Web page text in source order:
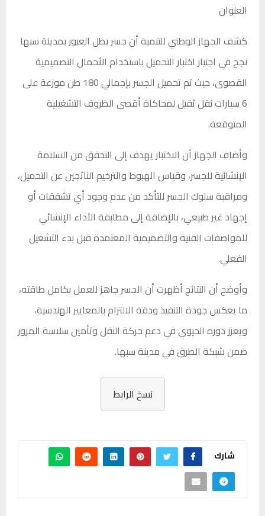
العنوان
كشف الجهاز الوطني للتنمية أن جسر بطل العبور بمدينة سبها
نجح في اجتياز اختبار التحميل باستخدام الأحمال التصميمية
القصوى، حيث تم تحميل الجسر بإجمالي 180 طن موزعة على
6 سيارات نقل ثقيل لمحاكاة أقصى الظروف التشغيلية
المتوقعة.
وأضاف الجهاز أن الاختبار يهدف إلى التحقق من السلامة
الإنشائية للجسر، وقياس الهبوط والترخيم الناتجين عن التحميل،
ومراقبة سلوك الجسر للتأكد من عدم وجود أي تشققات أو
إجهاد غير طبيعي، بالإضافة إلى مطابقة الأداء الإنشائي
للمواصفات الفنية والتصميمية المعتمدة قبل بدء التشغيل
الفعلي.
وأوضح أن النتائج أظهرت أن الجسر جاهز للعمل بكامل طاقته،
ما يعكس جودة التنفيذ ودقة الالتزام بالمعايير الهندسية،
ويعزز دوره الحيوي في دعم حركة النقل وتأمين سلاسة المرور
ضمن شبكة الطرق في مدينة سبها.
نسخ الرابط
شارك